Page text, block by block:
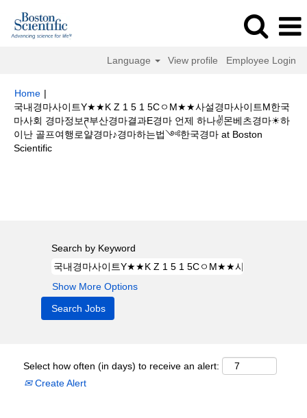
Language View profile Employee Login
Home |
국내경마사이트Y★★K Z 1 5 1 5CㅇM★★사설경마사이트M한국
마사회 경마정보ཊ부산경마결과E경마 언제 하나✌몬베츠경마☀하
이난 골프여행로얄경마♪경마하는법༺한국경마 at Boston
Scientific(current
Search by Keyword
Show More Options
Select how often (in days) to receive an alert:
Create Alert